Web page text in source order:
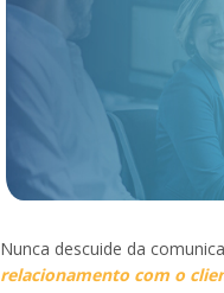
Nunca descuide da
relacionamento com o